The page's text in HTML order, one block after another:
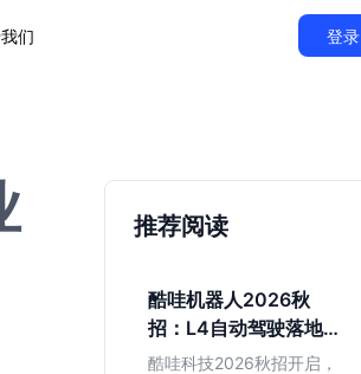
们 登录
推荐阅读
酷哇机器人2026秋
招：L4自动驾驶落地，
不限专业值得投吗？
酷哇科技2026秋招开启，